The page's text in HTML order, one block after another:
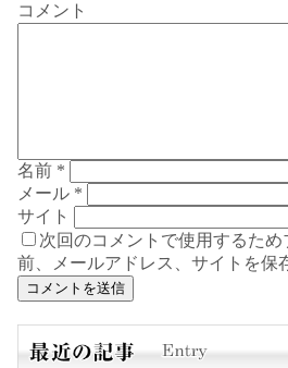
コメント
名前 *
メール *
サイト
次回のコメントで使用するた
前、メールアドレス、サイトを保